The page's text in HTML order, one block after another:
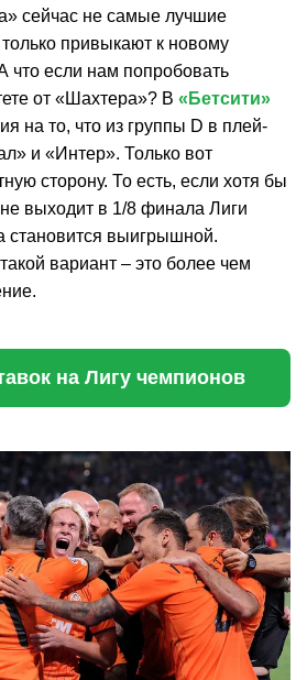
сейчас не самые лучшие
привыкают к новому
что если нам попробовать
от «Шахтера»? В «Бетсити»
на то, что из группы D в плей-
и «Интер». Только вот
сторону. То есть, если хотя бы
выходит в 1/8 финала Лиги
становится выигрышной.
вариант – это более чем
на Лигу чемпионов